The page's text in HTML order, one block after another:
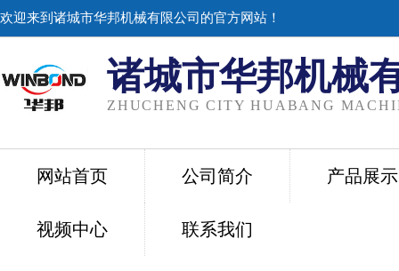
欢迎来到诸城市华邦机械有限公司的官方网站！
诸城市华邦机械
ZHUCHENG CITY HUABANG
网站首页 公司简介 产品展示
视频中心 联系我们